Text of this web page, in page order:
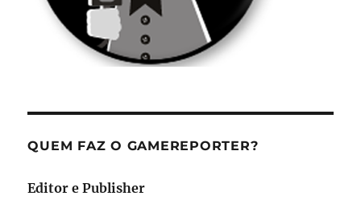
QUEM FAZ O GAMEREPORTER?
Editor e Publisher